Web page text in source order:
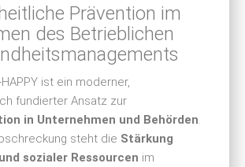
Prävention im
des Betrieblichen
HAPPY ist ein moderner,
fundierter Ansatz zur
in Unternehmen und Behörden.
steht die Stärkung
sozialer Ressourcen im